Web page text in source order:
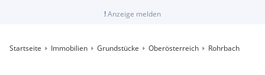
!Anzeige melden
Startseite Immobilien Grundstücke Oberösterreich Rohrbach